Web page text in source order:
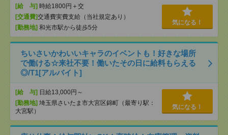
[給 与] 時給1800円＋交
[交通費]交通費実費支給（当社規定あり）
[勤務地] 和光市駅から徒歩5分
気になる！
ちいさいかわいいキャラのイベントも！好きな場所
で働ける☆来社不要！働いたその日に給料もらえる
◎/T1[アルバイト]
[給 与] 日給13,000円～
[勤務地] 埼玉県さいたま市大宮区錦町（最寄り駅：
大宮駅）
気になる！